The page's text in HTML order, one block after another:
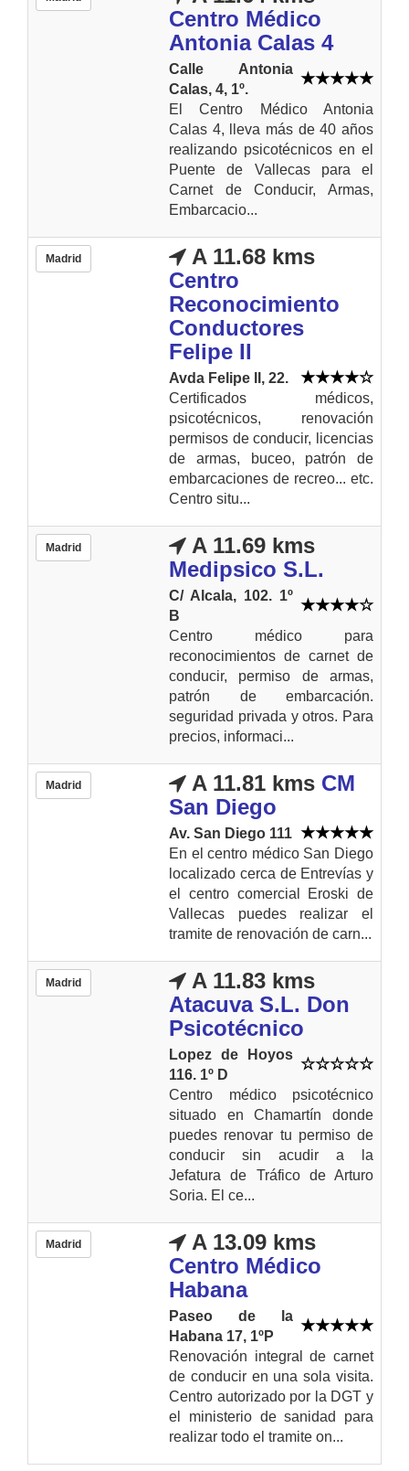
Centro Médico
Antonia Calas 4
Calle Antonia
Calas, 4, 1º.
El Centro Médico Antonia
Calas 4, lleva más de 40 años
realizando psicotécnicos en el
Puente de Vallecas para el
Carnet de Conducir, Armas,
Embarcacio...
Madrid
A 11.68 kms
Centro
Reconocimiento
Conductores
Felipe II
Avda Felipe II, 22.
Certificados médicos,
psicotécnicos, renovación
permisos de conducir, licencias
de armas, buceo, patrón de
embarcaciones de recreo... etc.
Centro situ...
Madrid
A 11.69 kms
Medipsico S.L.
C/ Alcala, 102. 1º
B
Centro médico para
reconocimientos de carnet de
conducir, permiso de armas,
patrón de embarcación.
seguridad privada y otros. Para
precios, informaci...
Madrid A 11.81 kms CM
San Diego
Av. San Diego 111
En el centro médico San Diego
localizado cerca de Entrevías y
el centro comercial Eroski de
Vallecas puedes realizar el
tramite de renovación de carn...
Madrid
A 11.83 kms
Atacuva S.L. Don
Psicotécnico
Lopez de Hoyos
116. 1º D
Centro médico psicotécnico
situado en Chamartín donde
puedes renovar tu permiso de
conducir sin acudir a la
Jefatura de Tráfico de Arturo
Soria. El ce...
Madrid
A 13.09 kms
Centro Médico
Habana
Paseo de la
Habana 17, 1ºP
Renovación integral de carnet
de conducir en una sola visita.
Centro autorizado por la DGT y
el ministerio de sanidad para
realizar todo el tramite on...